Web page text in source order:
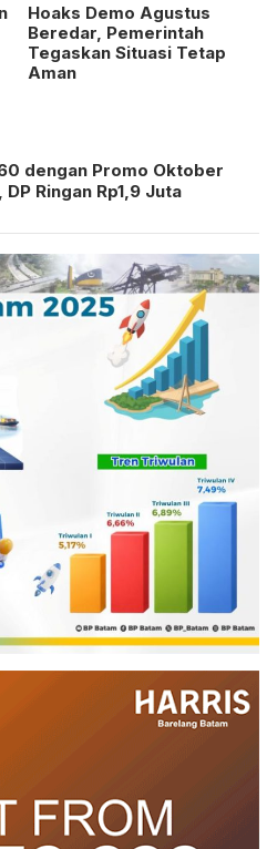
Hoaks Demo Agustus
Beredar, Pemerintah
Tegaskan Situasi Tetap
Aman
dengan Promo Oktober
Ringan Rp1,9 Juta